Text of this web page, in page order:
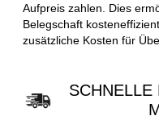
Aufpreis zahlen. Dies
Belegschaft
zusätzliche Kosten für
SCHNELLE